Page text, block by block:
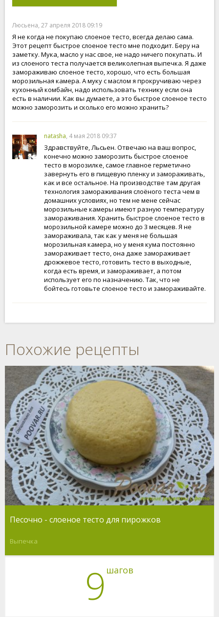
Люсьена, 27 апреля 2018 09:19
Я не когда не покупаю слоеное тесто, всегда делаю сама.
Этот рецепт быстрое слоеное тесто мне подходит. Беру на
заметку. Мука, масло у нас свое, не надо ничего покупать. И
из слоеного теста получается великолепная выпечка. Я даже
замораживаю слоеное тесто, хорошо, что есть большая
морозильная камера. А муку с маслом я прокручиваю через
кухонный комбайн, надо использовать технику если она
есть в наличии. Как вы думаете, а это быстрое слоеное тесто
можно заморозить и сколько его можно хранить?
natasha, 4 мая 2018 09:37
Здравствуйте, Льсьен. Отвечаю на ваш вопрос,
конечно можно заморозить быстрое слоеное
тесто в морозилке, самое главное герметично
завернуть его в пищевую пленку и замораживать,
как и все остальное. На производстве там другая
технология замораживания слоёного теста чем в
домашних условиях, но тем не мене сейчас
морозильные камеры имеют разную температуру
замораживания. Хранить быстрое слоеное тесто в
морозильной камере можно до 3 месяцев. Я не
замораживала, так как у меня не большая
морозильная камера, но у меня кума постоянно
замораживает тесто, она даже замораживает
дрожжевое тесто, готовить тесто в выходные,
когда есть время, и замораживает, а потом
использует его по назначению. Так, что не
бойтесь готовьте слоеное тесто и замораживайте.
Похожие рецепты
Песочно - слоеное тесто для пирожков
Выпечка
9 шагов